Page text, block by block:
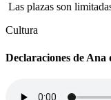
Las plazas son
Cultura
Declaraciones de Ana